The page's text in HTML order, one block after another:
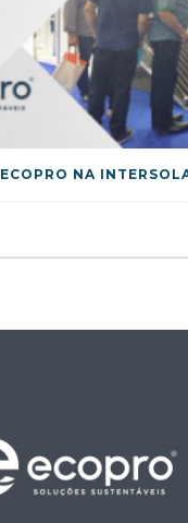
ECOPRO NA